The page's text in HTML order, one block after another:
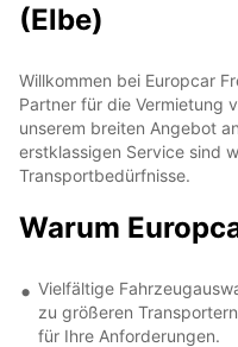
(Elbe)
Willkommen bei Europcar
Partner für die Vermietung
unserem breiten Angebot
erstklassigen Service sind
Transportbedürfnisse.
Warum
Vielfältige
zu größeren
für Ihre Anforderungen.